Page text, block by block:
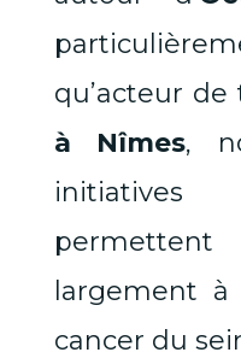
qu’acteur
à Nîmes,
largement
cancer du